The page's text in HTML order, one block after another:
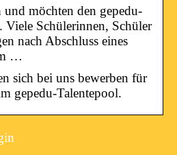
und möchten den gepedu-
Viele Schülerinnen, Schüler
nach Abschluss eines
…
sich bei uns bewerben für
gepedu-Talentepool.